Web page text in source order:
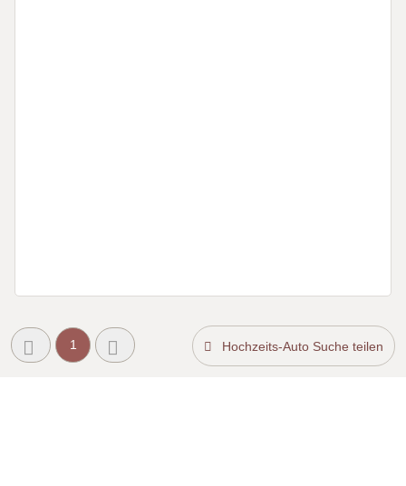
1 Hochzeits-Auto Suche teilen